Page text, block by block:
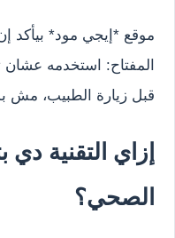
موقع *إيجي مود* بيأكد
المفتاح: استخدمه
قبل زيارة الطبيب، مش
إزاي التقنية دي
الصحي؟